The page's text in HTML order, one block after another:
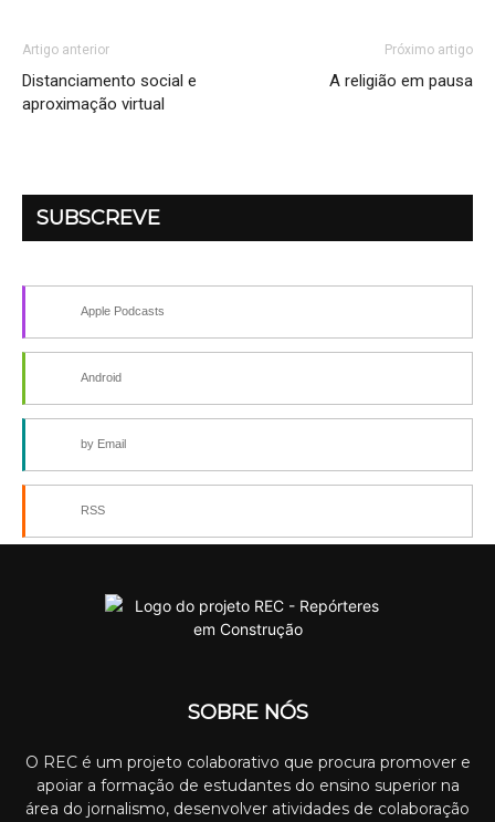
Artigo anterior
Distanciamento social e
aproximação virtual
Próximo artigo
A religião em pausa
SUBSCREVE
Apple Podcasts
Android
by Email
RSS
SOBRE NÓS
O REC é um projeto colaborativo que procura promover e
apoiar a formação de estudantes do ensino superior na
área do jornalismo, desenvolver atividades de colaboração